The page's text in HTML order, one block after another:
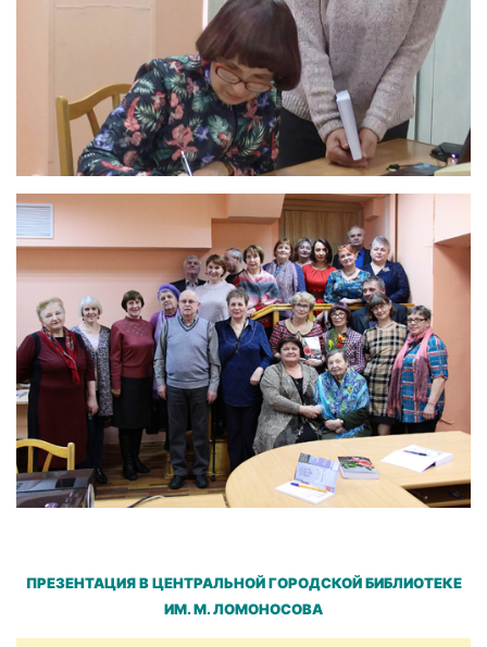
ПРЕЗЕНТАЦИЯ В ЦЕНТРАЛЬНОЙ ГОРОДСКОЙ БИБЛИОТЕКЕ
ИМ. М. ЛОМОНОСОВА